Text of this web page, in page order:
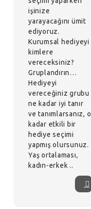
işinize
yarayacağını ümit
ediyoruz.
Kurumsal hediyeyi
kimlere
vereceksiniz?
Gruplandırın…
Hediyeyi
vereceğiniz grubu
ne kadar iyi tanır
ve tanımlarsanız, o
kadar etkili bir
hediye seçimi
yapmış olursunuz.
Yaş ortalaması,
kadın-erkek ..